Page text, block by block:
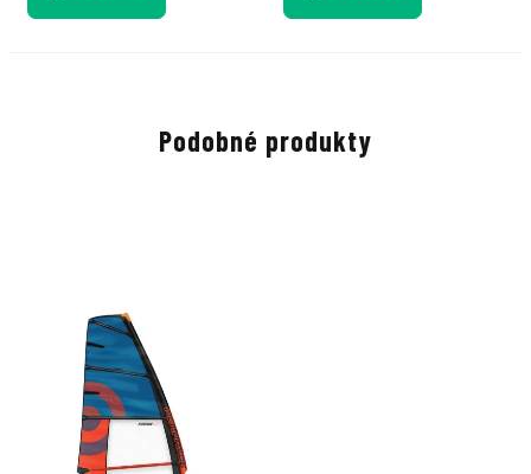
Podobné produkty